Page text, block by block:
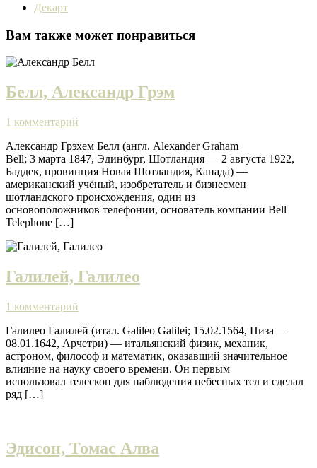
Декарт
Вам также может понравиться
Белл, Александр Грэм
1 комментарий
Александр Грэхем Белл (англ. Alexander Graham
Bell; 3 марта 1847, Эдинбург, Шотландия — 2 августа 1922,
Баддек, провинция Новая Шотландия, Канада) —
американский учёный, изобретатель и бизнесмен
шотландского происхождения, один из
основоположников телефонии, основатель компании Bell
Telephone […]
Галилей, Галилео
1 комментарий
Галилео Галилей (итал. Galileo Galilei; 15.02.1564, Пиза —
08.01.1642, Арчетри) — итальянский физик, механик,
астроном, философ и математик, оказавший значительное
влияние на науку своего времени. Он первым
использовал телескоп для наблюдения небесных тел и сделал
ряд […]
Эдисон, Томас Алва